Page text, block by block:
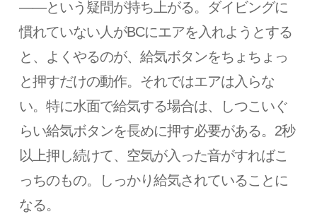
――という疑問が持ち上がる。ダイビングに
慣れていない人がBCにエアを入れようとする
と、よくやるのが、給気ボタンをちょちょっ
と押すだけの動作。それではエアは入らな
い。特に水面で給気する場合は、しつこいぐ
らい給気ボタンを長めに押す必要がある。2秒
以上押し続けて、空気が入った音がすればこ
っちのもの。しっかり給気されていることに
なる。